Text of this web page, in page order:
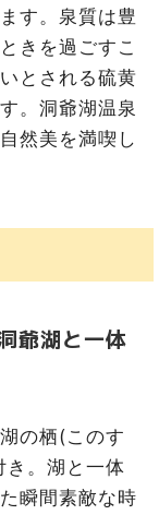
す。泉質は豊
きを過ごすこ
とされる硫黄
。洞爺湖温泉
然美を満喫し
爺湖と一体
の栖(このす
き。湖と一体
瞬間素敵な時